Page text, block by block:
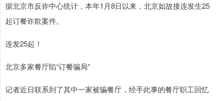
据北京市反诈中心统计，本年1月8日以来，北京如故接连发生25
起订餐诈欺案件。
连发25起！
北京多家餐厅陷“订餐骗局”
记者近日联系到了其中一家被骗餐厅，经手此事的餐厅职工回忆